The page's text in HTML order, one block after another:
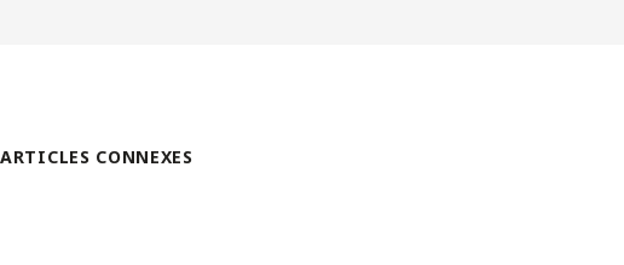
ARTICLES CONNEXES